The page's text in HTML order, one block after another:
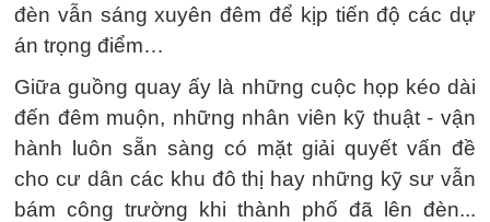
đèn vẫn sáng xuyên đêm để kịp tiến độ các dự
án trọng điểm…
Giữa guồng quay ấy là những cuộc họp kéo dài
đến đêm muộn, những nhân viên kỹ thuật - vận
hành luôn sẵn sàng có mặt giải quyết vấn đề
cho cư dân các khu đô thị hay những kỹ sư vẫn
bám công trường khi thành phố đã lên đèn...